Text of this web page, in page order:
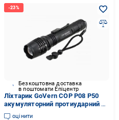
Безкоштовна доставка
в поштомати Епіцентр
Ліхтарик GoVern COP P08 P50
акумуляторний протиударний 18
Вт Чорний (GV-1039)
оцінити